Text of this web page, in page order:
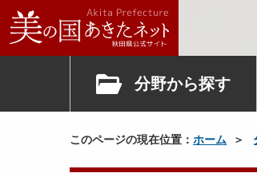
分野から探す
このページの現在位置： ホーム